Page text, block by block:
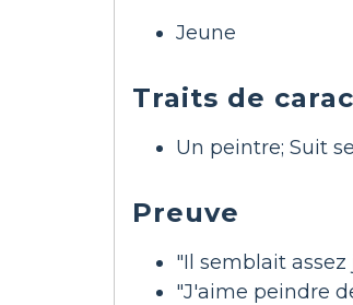
Jeune
Traits de
Un peintre; Suit
Preuve
"Il semblait assez
"J'aime peindre